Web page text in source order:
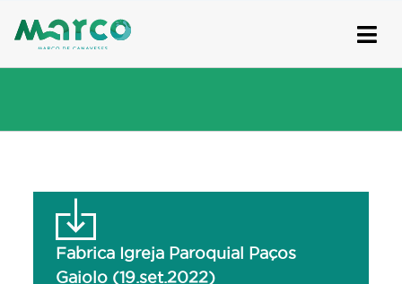
to
Fabrica Igreja Paroquial Paços
Gaiolo (19.set.2022)